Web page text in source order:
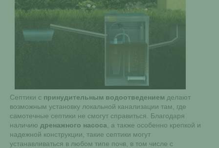
Септики с принудительным водоотведением делают
возможным установку локальной канализации там, где
самотечные септики не смогут справиться. Благодаря
наличию дренажного насоса , а также особенно крепкой и
надежной конструкции, такие септики могут
устанавливаться в любом типе почв, в том числе с